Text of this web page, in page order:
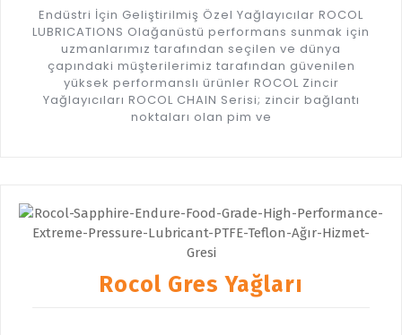
Endüstri İçin Geliştirilmiş Özel Yağlayıcılar ROCOL
LUBRICATIONS Olağanüstü performans sunmak için
uzmanlarımız tarafından seçilen ve dünya
çapındaki müşterilerimiz tarafından güvenilen
yüksek performanslı ürünler ROCOL Zincir
Yağlayıcıları ROCOL CHAIN Serisi; zincir bağlantı
noktaları olan pim ve
Rocol Gres Yağları